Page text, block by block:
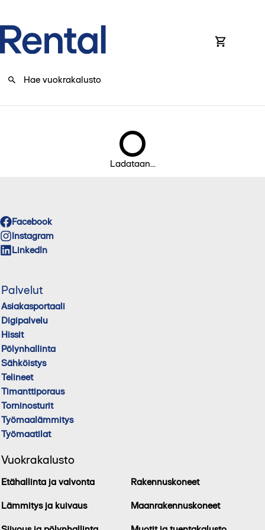
Ladataan...
Facebook
Instagram
LinkedIn
Palvelut
Asiakasportaali
Digipalvelu
Hissit
Pölynhallinta
Sähköistys
Telineet
Timanttiporaus
Torninosturit
Työmaalämmitys
Työmaatilat
Vuokrakalusto
Etähallinta ja valvonta
Lämmitys ja kuivaus
Rakennuskoneet
Maanrakennuskoneet